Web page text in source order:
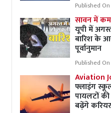
Published
सावन में
यूपी में
बारिश के
पूर्वानुमान
Published
Aviation
फ्लाइंग
पायलटों
बढ़ेंगे